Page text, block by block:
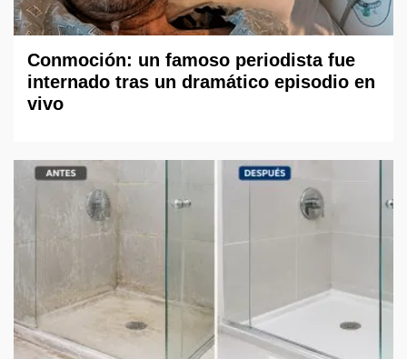
Conmoción: un famoso periodista fue
internado tras un dramático episodio en
vivo